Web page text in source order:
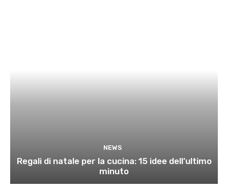
NEWS
Regali di natale per la cucina: 15 idee dell’ultimo
minuto